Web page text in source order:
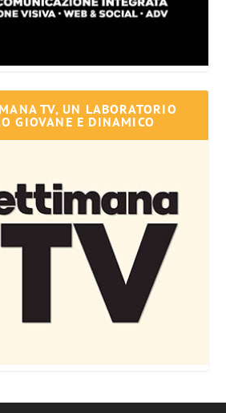
TV, UN LABORATORIO
GIOVANE E DINAMICO